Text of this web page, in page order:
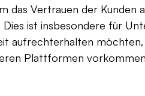
das Vertrauen der Kunden
ist insbesondere für
aufrechterhalten möchten,
Plattformen